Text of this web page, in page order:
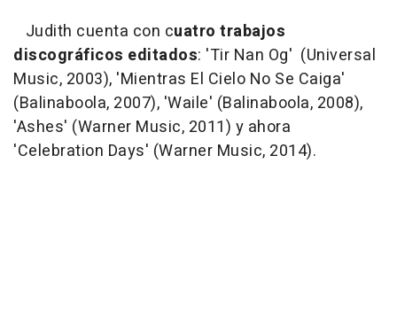
Judith cuenta con cuatro trabajos
discográficos editados: 'Tir Nan Og' (Universal
Music, 2003), 'Mientras El Cielo No Se Caiga'
(Balinaboola, 2007), 'Waile' (Balinaboola, 2008),
'Ashes' (Warner Music, 2011) y ahora
'Celebration Days' (Warner Music, 2014).